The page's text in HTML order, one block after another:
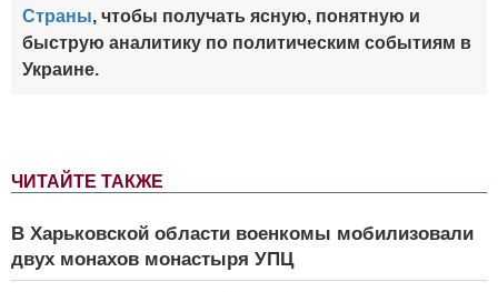
ЧИТАЙТЕ ТАКЖЕ
В Харьковской области военкомы мобилизовали
двух монахов монастыря УПЦ
Страны, чтобы получать ясную, понятную и
быструю аналитику по политическим событиям в
Украине.